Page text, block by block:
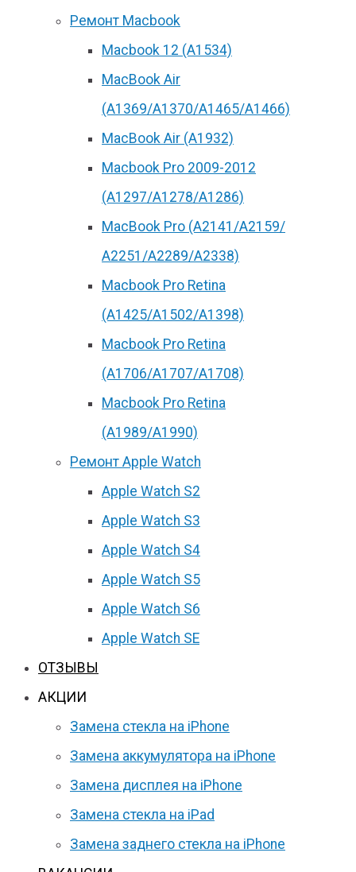
Ремонт Macbook
Macbook 12 (А1534)
MacBook Air
(A1369/A1370/A1465/A1466)
MacBook Air (A1932)
Macbook Pro 2009-2012
(A1297/A1278/A1286)
MacBook Pro (А2141/А2159/
А2251/A2289/A2338)
Macbook Pro Retina
(А1425/A1502/A1398)
Macbook Pro Retina
(А1706/A1707/A1708)
Macbook Pro Retina
(А1989/A1990)
Ремонт Apple Watch
Apple Watch S2
Apple Watch S3
Apple Watch S4
Apple Watch S5
Apple Watch S6
Apple Watch SE
ОТЗЫВЫ
АКЦИИ
Замена стекла на iPhone
Замена аккумулятора на iPhone
Замена дисплея на iPhone
Замена стекла на iPad
Замена заднего стекла на iPhone